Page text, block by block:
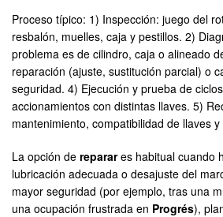
Proceso típico: 1) Inspección: juego del
resbalón, muelles, caja y pestillos. 2)
problema es de cilindro, caja o alineado
reparación (ajuste, sustitución parcial) o
seguridad. 4) Ejecución y prueba de
accionamientos con distintas llaves. 5)
mantenimiento, compatibilidad de llaves
La opción de reparares habitual cuando
lubricación adecuada o desajuste del
mayor seguridad (por ejemplo, tras una
una ocupación frustrada en Progrés),